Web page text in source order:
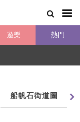
遊樂 熱門
船帆石街道圖